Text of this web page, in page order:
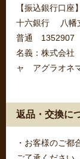
【振込銀行口座】
十六銀行 八幡
普通 1352907
名義：株式会社
ャ アグラオネ
返品・交換に
・お客様のご都